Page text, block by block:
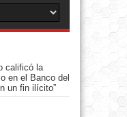
calificó la
en el Banco del
un fin ilícito”